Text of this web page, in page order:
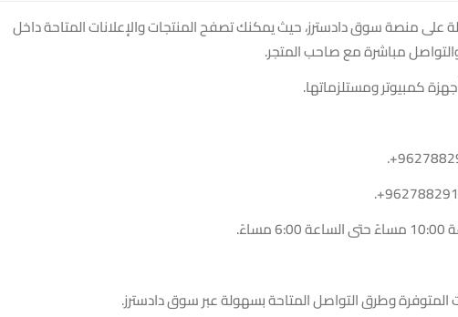
على منصة سوق دادسترز، حيث يمكنك تصفح المنتجات والإعلانات المتاحة داخل
مباشرة مع صاحب المتجر.
كمبيوتر ومستلزماتها.
.
.
وطرق التواصل المتاحة بسهولة عبر سوق دادسترز.